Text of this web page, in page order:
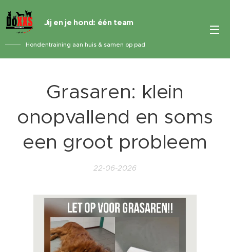
Jij en je hond: één team
Hondentraining aan huis & samen op pad
Grasaren: klein
onopvallend en soms
een groot probleem
22-06-2026